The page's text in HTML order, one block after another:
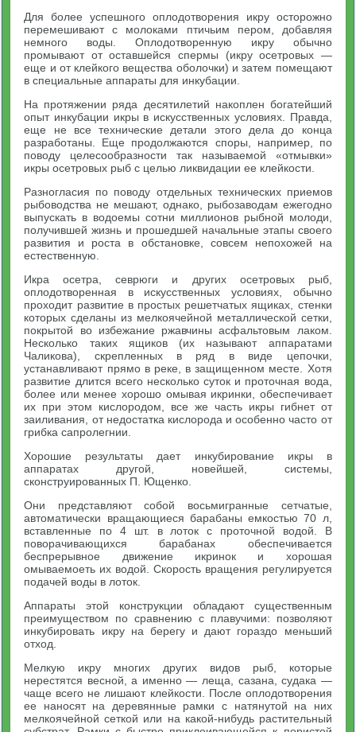
Для более успешного оплодотворения икру осторожно
перемешивают с молоками птичьим пером, добавляя
немного воды. Оплодотворенную икру обычно
промывают от оставшейся спермы (икру осетровых —
еще и от клейкого вещества оболочки) и затем помещают
в специальные аппараты для инкубации.
На протяжении ряда десятилетий накоплен богатейший
опыт инкубации икры в искусственных условиях. Правда,
еще не все технические детали этого дела до конца
разработаны. Еще продолжаются споры, например, по
поводу целесообразности так называемой «отмывки»
икры осетровых рыб с целью ликвидации ее клейкости.
Разногласия по поводу отдельных технических приемов
рыбоводства не мешают, однако, рыбозаводам ежегодно
выпускать в водоемы сотни миллионов рыбной молоди,
получившей жизнь и прошедшей начальные этапы своего
развития и роста в обстановке, совсем непохожей на
естественную.
Икра осетра, севрюги и других осетровых рыб,
оплодотворенная в искусственных условиях, обычно
проходит развитие в простых решетчатых ящиках, стенки
которых сделаны из мелкоячейной металлической сетки,
покрытой во избежание ржавчины асфальтовым лаком.
Несколько таких ящиков (их называют аппаратами
Чаликова), скрепленных в ряд в виде цепочки,
устанавливают прямо в реке, в защищенном месте. Хотя
развитие длится всего несколько суток и проточная вода,
более или менее хорошо омывая икринки, обеспечивает
их при этом кислородом, все же часть икры гибнет от
заиливания, от недостатка кислорода и особенно часто от
грибка сапролегнии.
Хорошие результаты дает инкубирование икры в
аппаратах другой, новейшей, системы,
сконструированных П. Ющенко.
Они представляют собой восьмигранные сетчатые,
автоматически вращающиеся барабаны емкостью 70 л,
вставленные по 4 шт. в лоток с проточной водой. В
поворачивающихся барабанах обеспечивается
беспрерывное движение икринок и хорошая
омываемоеть их водой. Скорость вращения регулируется
подачей воды в лоток.
Аппараты этой конструкции обладают существенным
преимуществом по сравнению с плавучими: позволяют
инкубировать икру на берегу и дают гораздо меньший
отход.
Мелкую икру многих других видов рыб, которые
нерестятся весной, а именно — леща, сазана, судака —
чаще всего не лишают клейкости. После оплодотворения
ее наносят на деревянные рамки с натянутой на них
мелкоячейной сеткой или на какой-нибудь растительный